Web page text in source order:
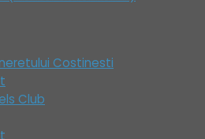
Costinesti
Club